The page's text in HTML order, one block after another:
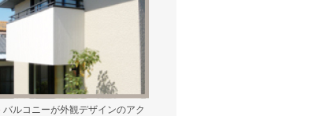
バルコニーが外観デザインのアク